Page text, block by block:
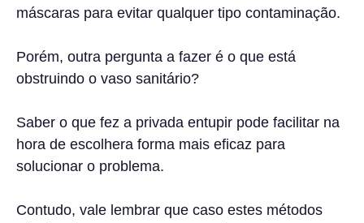
máscaras para evitar qualquer tipo contaminação.
Porém, outra pergunta a fazer é o que está
obstruindo o vaso sanitário?
Saber o que fez a privada entupir pode facilitar na
hora de escolhera forma mais eficaz para
solucionar o problema.
Contudo, vale lembrar que caso estes métodos